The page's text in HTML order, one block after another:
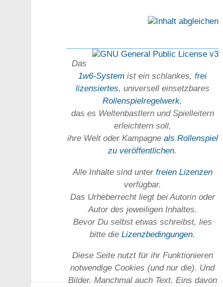
Das
1w6-System ist ein schlankes,frei
lizensiertes, universell einsetz­bares
Rollen­spielregel­werk,
das es Welten­bastlern und Spiel­leitern
erleichtern soll,
ihre Welt oder Kam­pagne als Rollenspiel
zu ver­öffent­lichen.
Alle Inhalte sind unter freien Lizenzen
verfügbar.
Das Urheber­recht liegt bei Autorin oder
Autor des jeweiligen In­haltes.
Bevor Du selbst etwas schreibst, lies
bitte dieLizenz­bedingungen.
Diese Seite nutzt für ihr Funktionieren
notwendige Cookies (und nur die). Und
Bilder. Manchmal auch Text. Eins davon